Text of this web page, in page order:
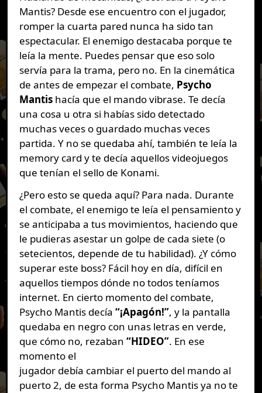
Mantis? Desde ese encuentro con el jugador,
romper la cuarta pared nunca ha sido tan
espectacular. El enemigo destacaba porque te
leía la mente. Puedes pensar que eso solo
servía para la trama, pero no. En la cinemática
de antes de empezar el combate, Psycho
Mantishacía que el mando vibrase. Te decía
una cosa u otra si habías sido detectado
muchas veces o guardado muchas veces
partida. Y no se quedaba ahí, también te leía la
memory card y te decía aquellos videojuegos
que tenían el sello de Konami.
¿Pero esto se queda aquí? Para nada. Durante
el combate, el enemigo te leía el pensamiento y
se anticipaba a tus movimientos, haciendo que
le pudieras asestar un golpe de cada siete (o
setecientos, depende de tu habilidad). ¿Y cómo
superar este boss? Fácil hoy en día, difícil en
aquellos tiempos dónde no todos teníamos
internet. En cierto momento del combate,
Psycho Mantis decía “¡Apagón!”, y la pantalla
quedaba en negro con unas letras en verde,
que cómo no, rezaban “HIDEO”. En ese
momento el
jugador debía cambiar el puerto del mando al
puerto 2, de esta forma Psycho Mantis ya no te